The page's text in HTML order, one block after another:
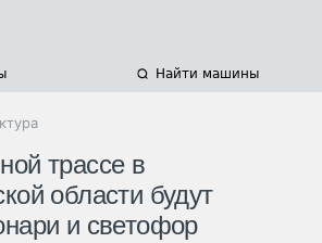
Найти машины
трассе в
области будут
и светофор